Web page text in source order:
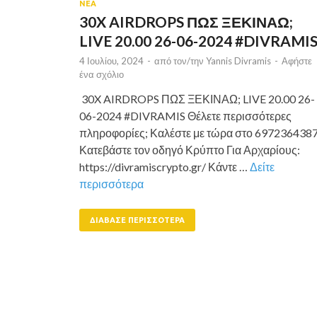
ΝΕΑ
30X AIRDROPS ΠΩΣ ΞΕΚΙΝΑΩ;
LIVE 20.00 26-06-2024 #DIVRAMIS
4 Ιουλίου, 2024 - από τον/την Yannis Divramis - Αφήστε
ένα σχόλιο
30X AIRDROPS ΠΩΣ ΞΕΚΙΝΑΩ; LIVE 20.00 26-
06-2024 #DIVRAMIS Θέλετε περισσότερες
πληροφορίες; Καλέστε με τώρα στο
Κατεβάστε τον οδηγό Κρύπτο Για Αρχαρίους:
https://divramiscrypto.gr/ Κάντε … Δείτε
περισσότερα
ΔΙΆΒΑΣΕ ΠΕΡΙΣΣΌΤΕΡΑ